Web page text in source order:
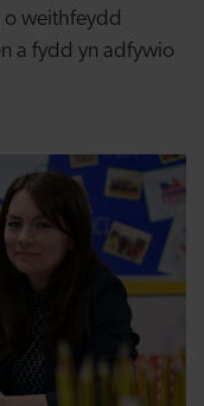
weithfeydd
a fydd yn adfywio